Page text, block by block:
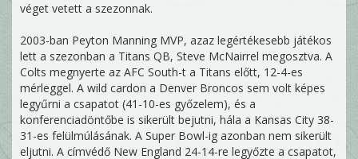
véget vetett a szezonnak.
2003-ban Peyton Manning MVP, azaz legértékesebb játékos
lett a szezonban a Titans QB, Steve McNairrel megosztva. A
Colts megnyerte az AFC South-t a Titans előtt, 12-4-es
mérleggel. A wild cardon a Denver Broncos sem volt képes
legyűrni a csapatot (41-10-es győzelem), és a
konferenciadöntőbe is sikerült bejutni, hála a Kansas City 38-
31-es felülmúlásának. A Super Bowl-ig azonban nem sikerült
eljutni. A címvédő New England 24-14-re legyőzte a csapatot,